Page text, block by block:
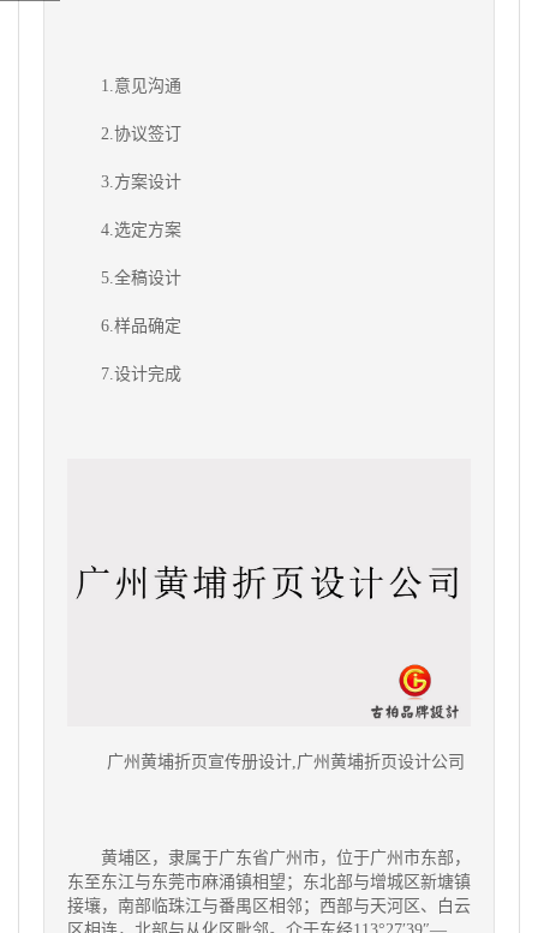
1.意见沟通
2.协议签订
3.方案设计
4.选定方案
5.全稿设计
6.样品确定
7.设计完成
广州黄埔折页宣传册设计,广州黄埔折页设计公司
黄埔区，隶属于广东省广州市，位于广州市东部，
东至东江与东莞市麻涌镇相望；东北部与增城区新塘镇
接壤，南部临珠江与番禺区相邻；西部与天河区、白云